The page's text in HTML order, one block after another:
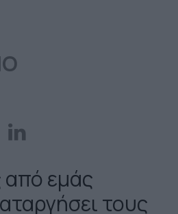
από εμάς
τους